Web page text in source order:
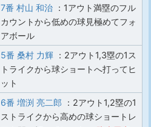
7番 村山 和治 ：1アウト満塁のフル
カウントから低めの球見極めてフォ
アボール
5番 桑村 力輝 ：2アウト1,3塁の1ス
トライクから球ショートへ打ってヒ
ット
6番 増渕 亮二郎 ：2アウト1,2塁の1
ストライクから高めの球ショートレ